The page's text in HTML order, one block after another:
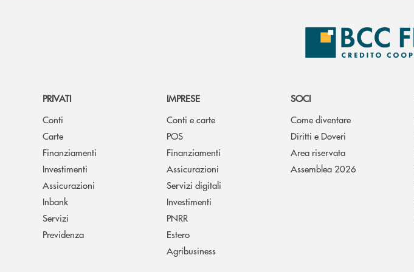
PRIVATI
Conti
Carte
Finanziamenti
Investimenti
Assicurazioni
Inbank
Servizi
Previdenza
IMPRESE
Conti e carte
POS
Finanziamenti
Assicurazioni
Servizi digitali
Investimenti
PNRR
Estero
Agribusiness
SOCI
Come diventare
Diritti e Doveri
Area riservata
Assemblea 2026